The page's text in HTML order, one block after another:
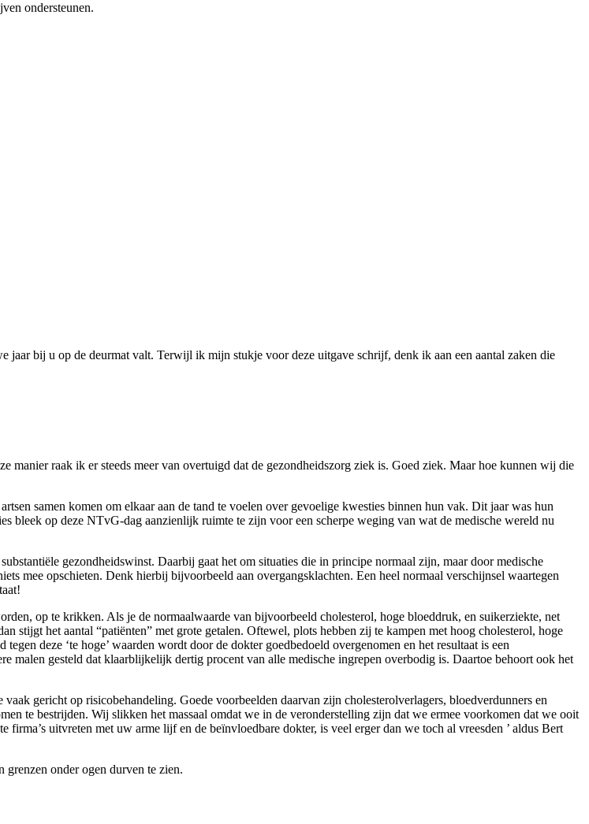
ondersteunen.
jaar bij u op de deurmat valt. Terwijl ik mijn stukje voor deze uitgave schrijf, denk ik aan een aantal zaken die
raak ik er steeds meer van overtuigd dat de gezondheidszorg ziek is. Goed ziek. Maar hoe kunnen wij die
samen komen om elkaar aan de tand te voelen over gevoelige kwesties binnen hun vak. Dit jaar was hun
bleek op deze NTvG-dag aanzienlijk ruimte te zijn voor een scherpe weging van wat de medische wereld nu
gezondheidswinst. Daarbij gaat het om situaties die in principe normaal zijn, maar door medische
mee opschieten. Denk hierbij bijvoorbeeld aan overgangsklachten. Een heel normaal verschijnsel waartegen
op te krikken. Als je de normaalwaarde van bijvoorbeeld cholesterol, hoge bloeddruk, en suikerziekte, net
stijgt het aantal “patiënten” met grote getalen. Oftewel, plots hebben zij te kampen met hoog cholesterol, hoge
deze ‘te hoge’ waarden wordt door de dokter goedbedoeld overgenomen en het resultaat is een
malen gesteld dat klaarblijkelijk dertig procent van alle medische ingrepen overbodig is. Daartoe behoort ook het
gericht op risicobehandeling. Goede voorbeelden daarvan zijn cholesterolverlagers, bloedverdunners en
te bestrijden. Wij slikken het massaal omdat we in de veronderstelling zijn dat we ermee voorkomen dat we ooit
uitvreten met uw arme lijf en de beïnvloedbare dokter, is veel erger dan we toch al vreesden ’ aldus Bert
grenzen onder ogen durven te zien.